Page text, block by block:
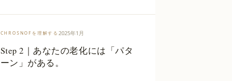
CHROSNOFを理解する 2025年1月
Step 2｜あなたの老化には「パタ
ーン」がある。